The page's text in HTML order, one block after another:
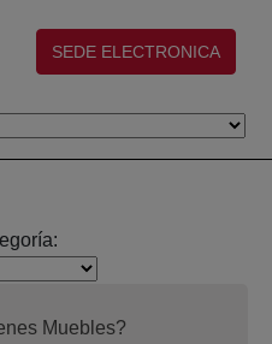
(abre en nueva ventana)
SEDE ELECTRONICA
Muebles?